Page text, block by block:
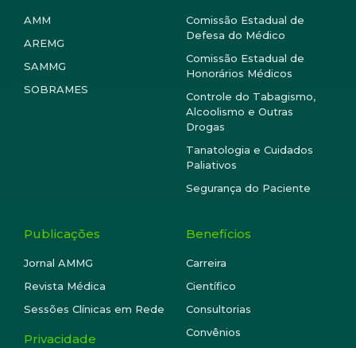
AMM
AREMG
SAMMG
SOBRAMES
Comissão Estadual de
Defesa do Médico
Comissão Estadual de
Honorários Médicos
Controle do Tabagismo,
Alcoolismo e Outras
Drogas
Tanatologia e Cuidados
Paliativos
Segurança do Paciente
Publicações
Jornal AMMG
Revista Médica
Sessões Clínicas em Rede
Privacidade
Benefícios
Carreira
Científico
Consultorias
Convênios